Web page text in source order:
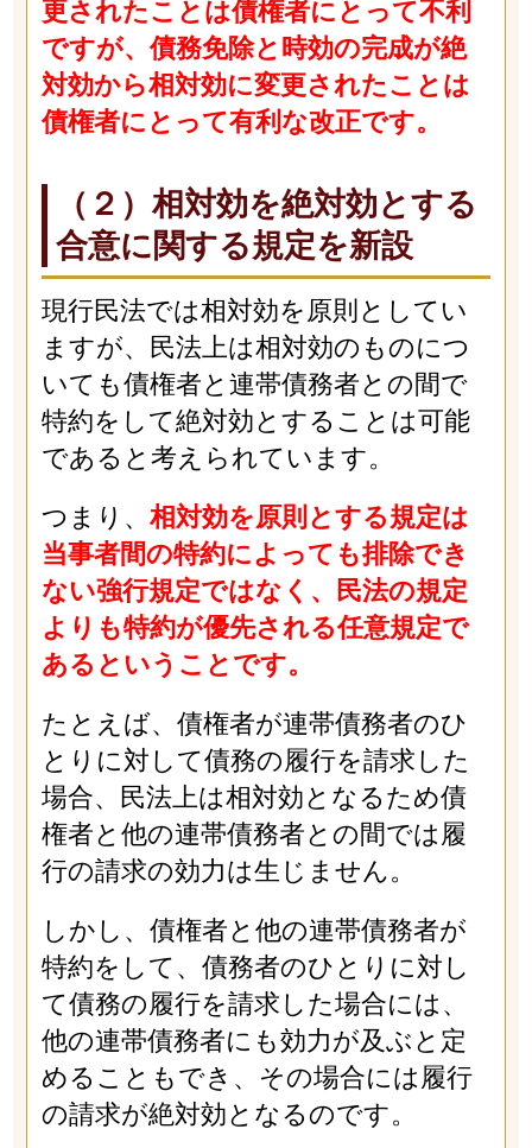
更されたことは債権者にとって不利
ですが、債務免除と時効の完成が絶
対効から相対効に変更されたことは
債権者にとって有利な改正です。
（２）相対効を絶対効とする
合意に関する規定を新設
現行民法では相対効を原則としてい
ますが、民法上は相対効のものにつ
いても債権者と連帯債務者との間で
特約をして絶対効とすることは可能
であると考えられています。
つまり、 相対効を原則とする規定は
当事者間の特約によっても排除でき
ない強行規定ではなく、民法の規定
よりも特約が優先される任意規定で
あるということです。
たとえば、債権者が連帯債務者のひ
とりに対して債務の履行を請求した
場合、民法上は相対効となるため債
権者と他の連帯債務者との間では履
行の請求の効力は生じません。
しかし、債権者と他の連帯債務者が
特約をして、債務者のひとりに対し
て債務の履行を請求した場合には、
他の連帯債務者にも効力が及ぶと定
めることもでき、その場合には履行
の請求が絶対効となるのです。